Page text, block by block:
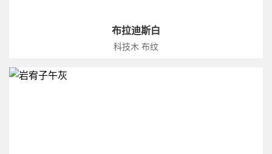
布拉迪斯白
科技木 布纹